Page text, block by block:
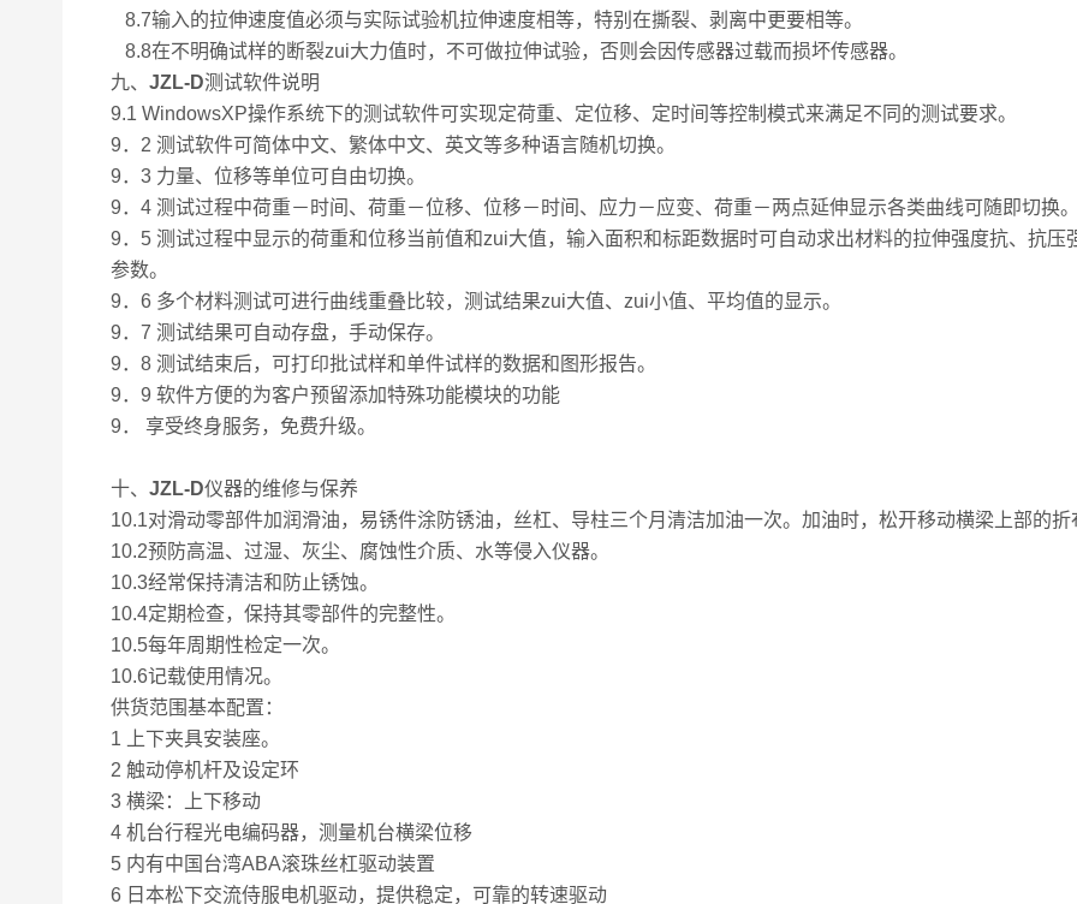
8.7输入的拉伸速度值必须与实际试验机拉伸速度相等，特别在撕裂、剥离中更要相等。
8.8在不明确试样的断裂zui大力值时，不可做拉伸试验，否则会因传感器过载而损坏传感器。
九、 JZL-D测试软件说明
9.1 WindowsXP操作系统下的测试软件可实现定荷重、定位移、定时间等控制模式来满足不同的测试要求。
9．2 测试软件可简体中文、繁体中文、英文等多种语言随机切换。
9．3 力量、位移等单位可自由切换。
9．4 测试过程中荷重－时间、荷重－位移、位移－时间、应力－应变、荷重－两点延伸显示各类曲线可随即切换。
9．5 测试过程中显示的荷重和位移当前值和zui大值，输入面积和标距数据时可自动求出材料的拉伸强度抗、抗
参数。
9．6 多个材料测试可进行曲线重叠比较，测试结果zui大值、zui小值、平均值的显示。
9．7 测试结果可自动存盘，手动保存。
9．8 测试结束后，可打印批试样和单件试样的数据和图形报告。
9．9 软件方便的为客户预留添加特殊功能模块的功能
9． 享受终身服务，免费升级。
十、 JZL-D仪器的维修与保养
10.1对滑动零部件加润滑油，易锈件涂防锈油，丝杠、导柱三个月清洁加油一次。加油时，松开移动横梁上部的折
10.2预防高温、过湿、灰尘、腐蚀性介质、水等侵入仪器。
10.3经常保持清洁和防止锈蚀。
10.4定期检查，保持其零部件的完整性。
10.5每年周期性检定一次。
10.6记载使用情况。
供货范围基本配置：
1 上下夹具安装座。
2 触动停机杆及设定环
3 横梁：上下移动
4 机台行程光电编码器，测量机台横梁位移
5 内有中国台湾ABA滚珠丝杠驱动装置
6 日本松下交流侍服电机驱动，提供稳定，可靠的转速驱动